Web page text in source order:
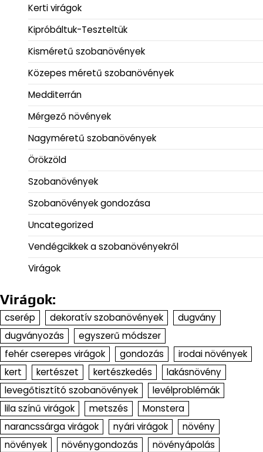
Kerti virágok
Kipróbáltuk-Teszteltük
Kisméretű szobanövények
Közepes méretű szobanövények
Medditerrán
Mérgező növények
Nagyméretű szobanövények
Örökzöld
Szobanövények
Szobanövények gondozása
Uncategorized
Vendégcikkek a szobanövényekről
Virágok
Virágok:
cserép dekoratív szobanövények
dugvány
dugványozás
egyszerű módszer
fehér cserepes virágok
gondozás
irodai növények
kert
kertészet kertészkedés
lakásnövény
levegőtisztító szobanövények
levélproblémák
lila színű virágok
metszés
Monstera
narancssárga virágok
nyári virágok
növény
növények
növénygondozás
növényápolás